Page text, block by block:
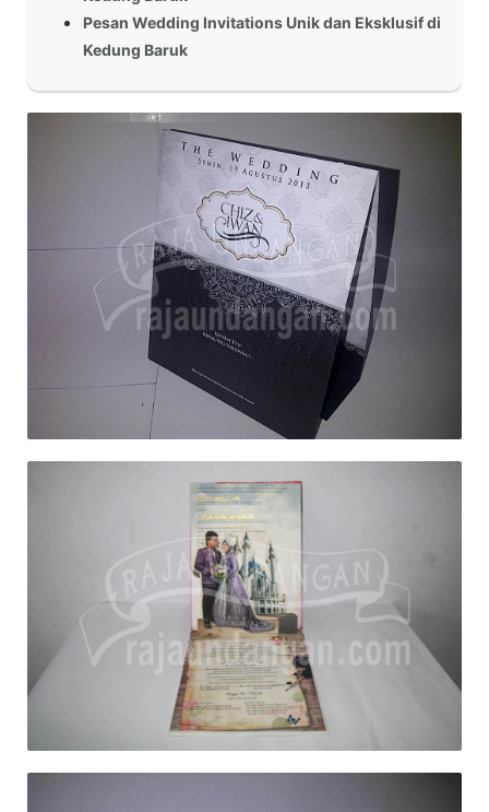
Pesan Wedding Invitations Unik dan Eksklusif di
Kedung Baruk